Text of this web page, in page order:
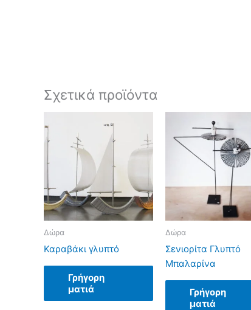
Σχετικά προϊόντα
Δώρα
Καραβάκι γλυπτό
Γρήγορη
ματιά
Δώρα
Σενιορίτα Γλυπτό
Μπαλαρίνα
Γρήγορη
ματιά